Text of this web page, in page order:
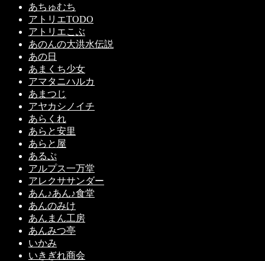
あちゅむち
アトリエTODO
アトリエこぶ
あのんの大洪水伝説
あの日
あまくち少女
アマタニハルカ
あまつじ
アヤカシノイチ
あらくれ
あらと安里
あらと屋
あるぷ
アルプス一万堂
アレクササンダー
あん♪あん♪食堂
あんのみけ
あんまん工房
あんみつ亭
いかみ
いきぎれ商会